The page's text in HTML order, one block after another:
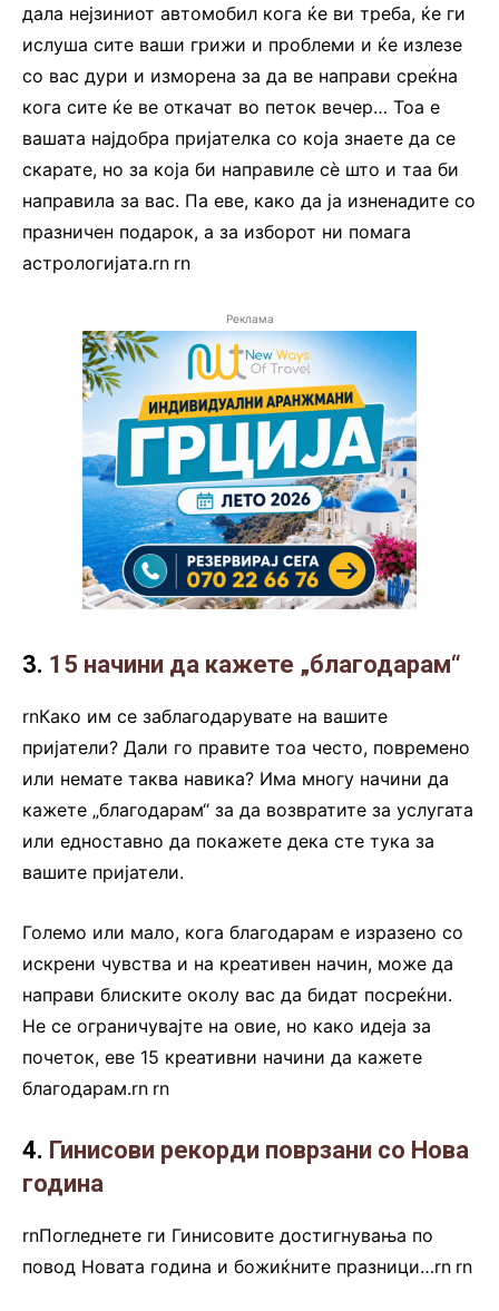
дала нејзиниот автомобил кога ќе ви треба, ќе ги
ислуша сите ваши грижи и проблеми и ќе излезе
со вас дури и изморена за да ве направи среќна
кога сите ќе ве откачат во петок вечер… Тоа е
вашата најдобра пријателка со која знаете да се
скарате, но за која би направиле сè што и таа би
направила за вас. Па еве, како да ја изненадите со
празничен подарок, а за изборот ни помага
астрологијата.rn rn
Реклама
3. 15 начини да кажете „благодарам“
rnКако им се заблагодарувате на вашите
пријатели? Дали го правите тоа често, повремено
или немате таква навика? Има многу начини да
кажете „благодарам“ за да возвратите за услугата
или едноставно да покажете дека сте тука за
вашите пријатели.
Големо или мало, кога благодарам е изразено со
искрени чувства и на креативен начин, може да
направи блиските околу вас да бидат посреќни.
Не се ограничувајте на овие, но како идеја за
почеток, еве 15 креативни начини да кажете
благодарам.rn rn
4. Гинисови рекорди поврзани со Нова
година
rnПогледнете ги Гинисовите достигнувања по
повод Новата година и божиќните празници…rn rn